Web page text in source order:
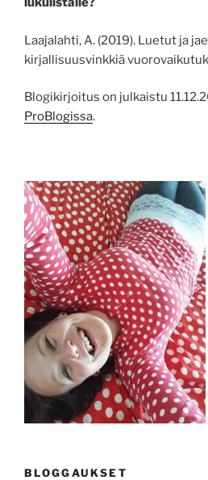
Laajalahti, A. (2019). Luetut ja
kirjallisuusvinkkiä
Blogikirjoitus on julkaistu
ProBlogissa.
BLOGGAUKSET